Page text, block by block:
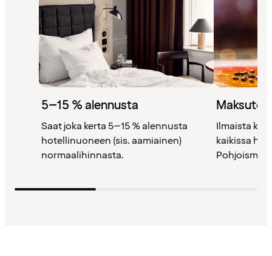
5–15 % alennusta
Saat joka kerta 5–15 % alennusta
hotellinuoneen (sis. aamiainen)
normaalihinnasta.
Ilmaista
kaikissa